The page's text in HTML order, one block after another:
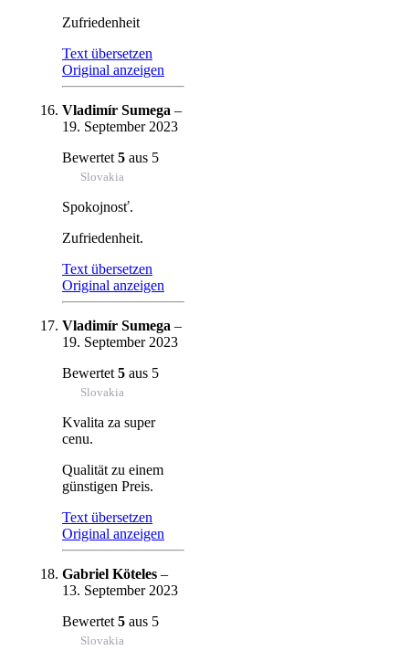
Zufriedenheit
Text übersetzen
Original anzeigen
Vladimír Sumega –
19. September 2023
Bewertet 5 aus 5
Slovakia
Spokojnosť.
Zufriedenheit.
Text übersetzen
Original anzeigen
Vladimír Sumega –
19. September 2023
Bewertet 5 aus 5
Slovakia
Kvalita za super
cenu.
Qualität zu einem
günstigen Preis.
Text übersetzen
Original anzeigen
Gabriel Köteles –
13. September 2023
Bewertet 5 aus 5
Slovakia